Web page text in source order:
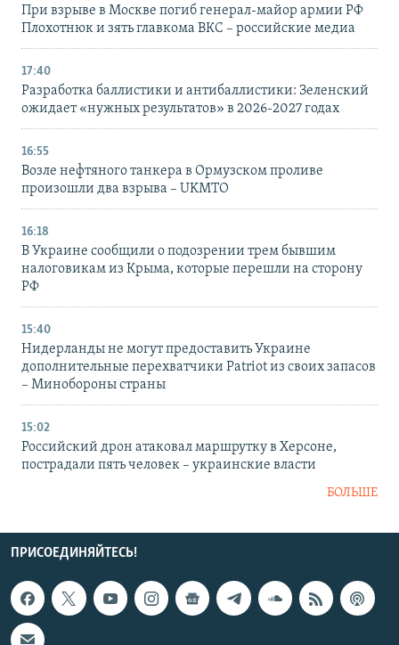
При взрыве в Москве погиб генерал-майор армии РФ
Плохотнюк и зять главкома ВКС – российские медиа
17:40
Разработка баллистики и антибаллистики: Зеленский
ожидает «нужных результатов» в 2026-2027 годах
16:55
Возле нефтяного танкера в Ормузском проливе
произошли два взрыва – UKMTO
16:18
В Украине сообщили о подозрении трем бывшим
налоговикам из Крыма, которые перешли на сторону
РФ
15:40
Нидерланды не могут предоставить Украине
дополнительные перехватчики Patriot из своих запасов
– Минобороны страны
15:02
Российский дрон атаковал маршрутку в Херсоне,
пострадали пять человек – украинские власти
БОЛЬШЕ
ПРИСОЕДИНЯЙТЕСЬ!